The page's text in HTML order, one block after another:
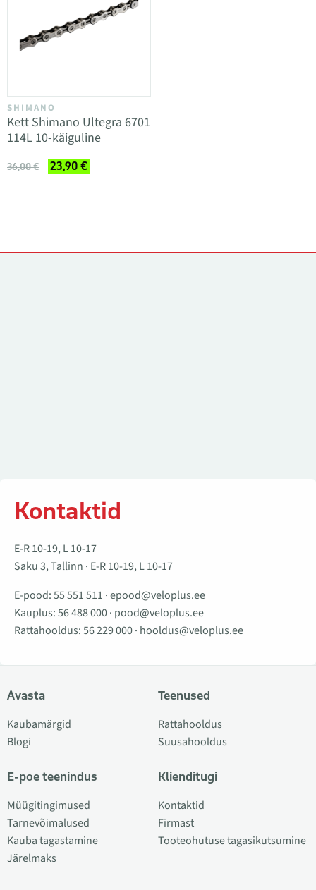
SHIMANO
Kett Shimano Ultegra 6701
114L 10-käiguline
36,00 € 23,90 €
Kontaktid
E-R 10-19, L 10-17
Saku 3, Tallinn · E-R 10-19, L 10-17
E-pood:55 551 511 ·epood@veloplus.ee
Kauplus:56 488 000· pood@veloplus.ee
Rattahooldus:56 229 000· hooldus@veloplus.ee
Avasta
Kaubamärgid
Blogi
E-poe teenindus
Müügitingimused
Tarnevõimalused
Kauba tagastamine
Järelmaks
Teenused
Rattahooldus
Suusahooldus
Klienditugi
Kontaktid
Firmast
Tooteohutuse tagasikutsumine